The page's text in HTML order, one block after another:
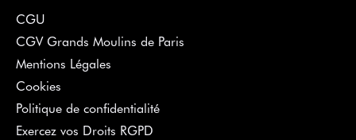
CGU
CGV Grands Moulins de Paris
Mentions Légales
Cookies
Politique de confidentialité
Exercez vos Droits RGPD